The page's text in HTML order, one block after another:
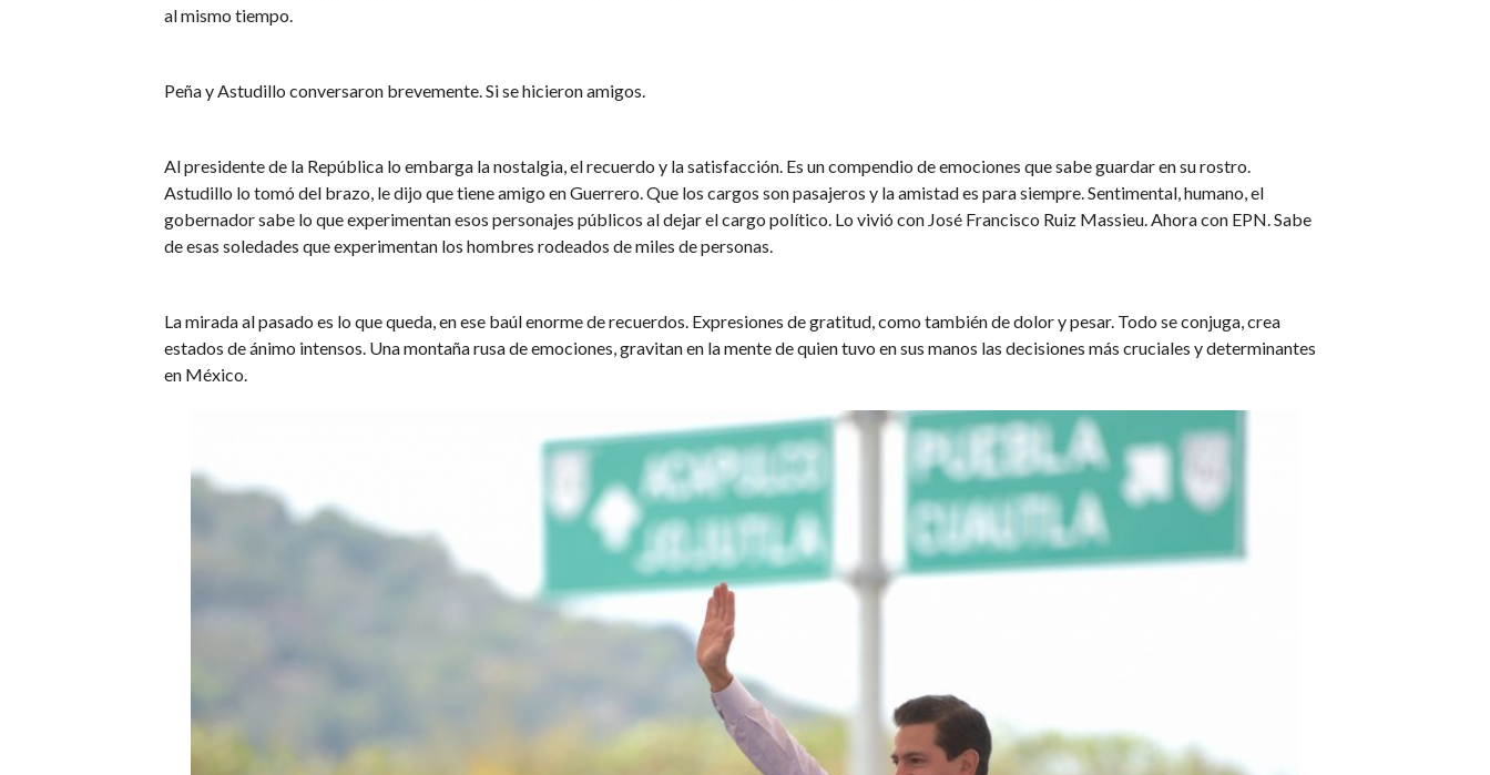
al mismo tiempo.
Peña y Astudillo conversaron brevemente. Si se hicieron amigos.
Al presidente de la República lo embarga la nostalgia, el recuerdo y la satisfacción. Es un compendio de emociones que sabe guardar en su rostro.
Astudillo lo tomó del brazo, le dijo que tiene amigo en Guerrero. Que los cargos son pasajeros y la amistad es para siempre. Sentimental, humano, el
gobernador sabe lo que experimentan esos personajes públicos al dejar el cargo político. Lo vivió con José Francisco Ruiz Massieu. Ahora con EPN. Sabe
de esas soledades que experimentan los hombres rodeados de miles de personas.
La mirada al pasado es lo que queda, en ese baúl enorme de recuerdos. Expresiones de gratitud, como también de dolor y pesar. Todo se conjuga, crea
estados de ánimo intensos. Una montaña rusa de emociones, gravitan en la mente de quien tuvo en sus manos las decisiones más cruciales y determinantes
en México.